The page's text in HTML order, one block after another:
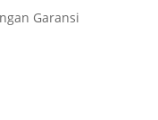
Garansi